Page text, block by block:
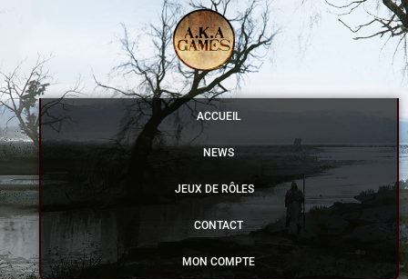
contenu
ACCUEIL
NEWS
JEUX DE RÔLES
CONTACT
MON COMPTE